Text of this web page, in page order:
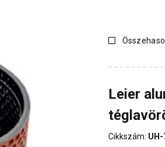
Leier
Cikkszám: